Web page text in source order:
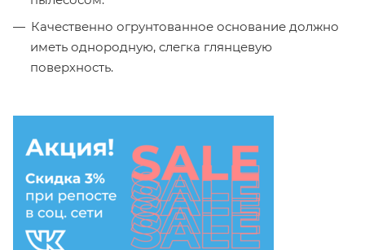
Качественно огрунтованное основание должно
иметь однородную, слегка глянцевую
поверхность.